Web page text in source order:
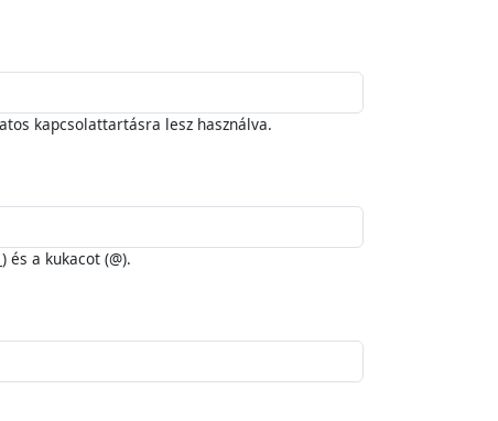
kapcsolattartásra lesz használva.
a kukacot (@).